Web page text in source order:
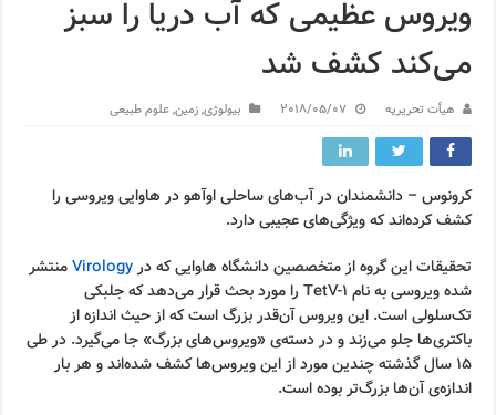
ویروس عظیمی که آب دریا را سبز
می‌کند کشف شد
هیأت تحریریه 2018/05/07 بیولوژی,زمین,علوم طبیعی
کرونوس – دانشمندان در آب‌های ساحلی اوآهو در هاوایی ویروسی را
کشف کرده‌اند که ویژگی‌های عجیبی دارد.
تحقیقات این گروه از متخصصین دانشگاه هاوایی که درVirologyمنتشر
شده ویروسی به نام TetV-1 را مورد بحث قرار می‌دهد که جلبکی
تک‌سلولی است. این ویروس آن‌قدر بزرگ است که از حیث اندازه از
باکتری‌ها جلو می‌زند و در دسته‌ی «ویروس‌های بزرگ» جا می‌گیرد. در طی
۱۵ سال گذشته چندین مورد از این ویروس‌ها کشف شده‌اند و هر بار
اندازه‌ی آن‌ها بزرگ‌تر بوده است.